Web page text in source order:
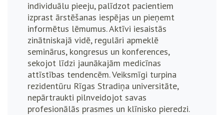
individuālu pieeju, palīdzot pacientiem
izprast ārstēšanas iespējas un pieņemt
informētus lēmumus. Aktīvi iesaistās
zinātniskajā vidē, regulāri apmeklē
seminārus, kongresus un konferences,
sekojot līdzi jaunākajām medicīnas
attīstības tendencēm. Veiksmīgi turpina
rezidentūru Rīgas Stradiņa universitāte,
nepārtraukti pilnveidojot savas
profesionālās prasmes un klīnisko pieredzi.